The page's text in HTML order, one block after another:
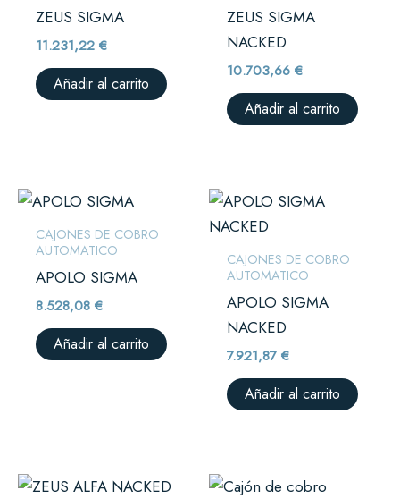
ZEUS SIGMA
11.231,22€
Añadir al carrito
ZEUS SIGMA
NACKED
10.703,66€
Añadir al carrito
CAJONES DE COBRO
AUTOMATICO
APOLO SIGMA
8.528,08€
Añadir al carrito
CAJONES DE COBRO
AUTOMATICO
APOLO SIGMA
NACKED
7.921,87€
Añadir al carrito